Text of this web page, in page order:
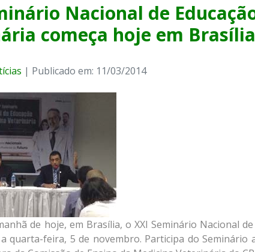
Nacional de
começa hoje em Brasília
| Publicado em: 11/03/2014
de hoje, em Brasília, o XXI Seminário Nacional
quarta-feira, 5 de novembro. Participa do Seminário